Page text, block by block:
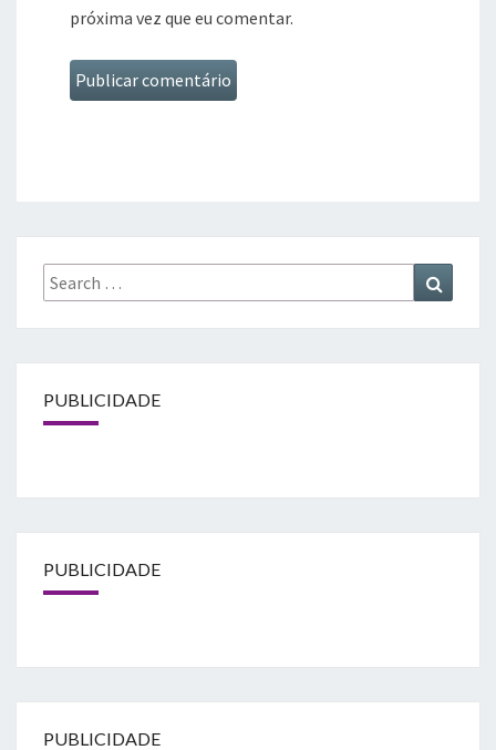
próxima vez que eu comentar.
Search
for:
PUBLICIDADE
PUBLICIDADE
PUBLICIDADE